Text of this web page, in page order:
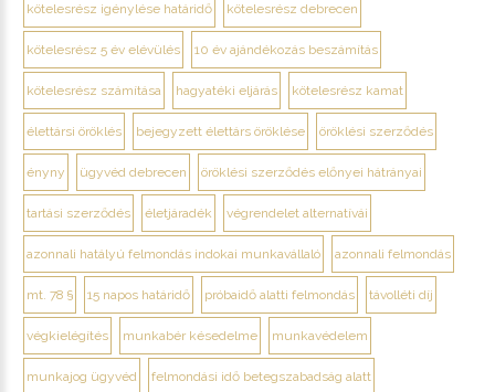
kötelesrész igénylése határidő kötelesrész debrecen
kötelesrész 5 év elévülés 10 év ajándékozás beszámítás
kötelesrész számítása hagyatéki eljárás kötelesrész kamat
élettársi öröklés bejegyzett élettárs öröklése öröklési szerződés
ényny ügyvéd debrecen öröklési szerződés előnyei hátrányai
tartási szerződés életjáradék végrendelet alternatívái
azonnali hatályú felmondás indokai munkavállaló azonnali felmondás
mt. 78 § 15 napos határidő próbaidő alatti felmondás távolléti díj
végkielégítés munkabér késedelme munkavédelem
munkajog ügyvéd felmondási idő betegszabadság alatt